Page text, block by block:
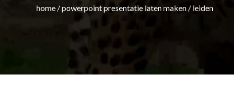
home /powerpoint presentatie laten maken/ leiden